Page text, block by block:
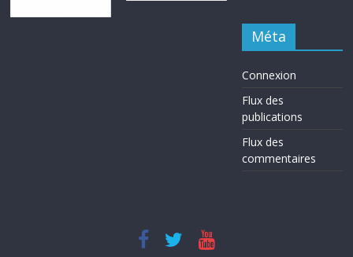
Méta
Connexion
Flux des
publications
Flux des
commentaires